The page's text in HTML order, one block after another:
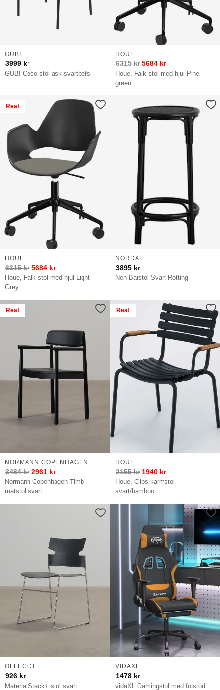
GUBI Coco stol ask svartbets
GUBI
3999 kr
Houe, Falk stol med hjul Pine
green
HOUE
6315kr 5684 kr
Rea!
Houe, Falk stol med hjul Light
Grey
HOUE
6315kr 5684 kr
Nen Barstol Svart Rotting
NORDAL
3895 kr
Rea!
Normann Copenhagen Timb
matstol svart
NORMANN COPENHAGEN
3484kr 2961 kr
Rea!
Houe, Clips karmstol
svart/bamboo
HOUE
2155kr 1940 kr
Materia Stack+ stol svart
OFFECCT
926 kr
vidaXL Gamingstol med fotstöd
VIDAXL
1478 kr